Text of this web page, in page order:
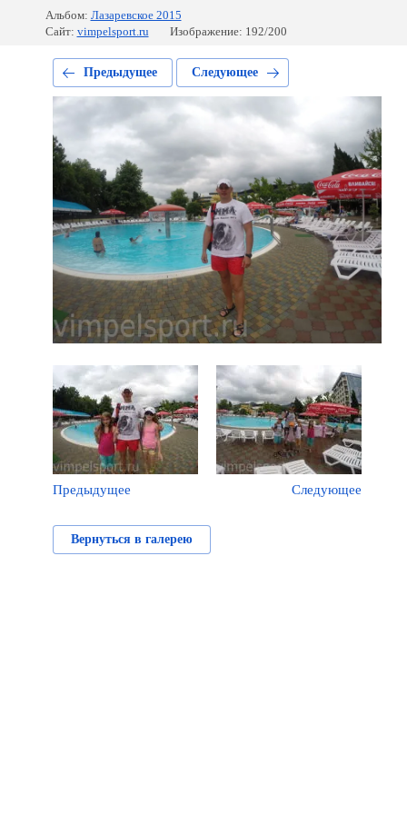
Альбом: Лазаревское 2015
Сайт: vimpelsport.ru Изображение: 192/200
Предыдущее Следующее
Предыдущее Следующее
Вернуться в галерею